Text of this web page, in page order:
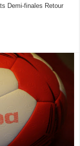
Demi-finales Retour